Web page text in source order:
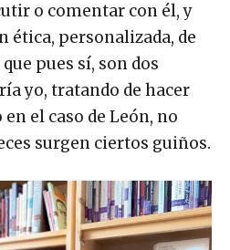
o comentar con él, y
ética, personalizada, de
pues sí, son dos
yo, tratando de hacer
el caso de León, no
surgen ciertos guiños.